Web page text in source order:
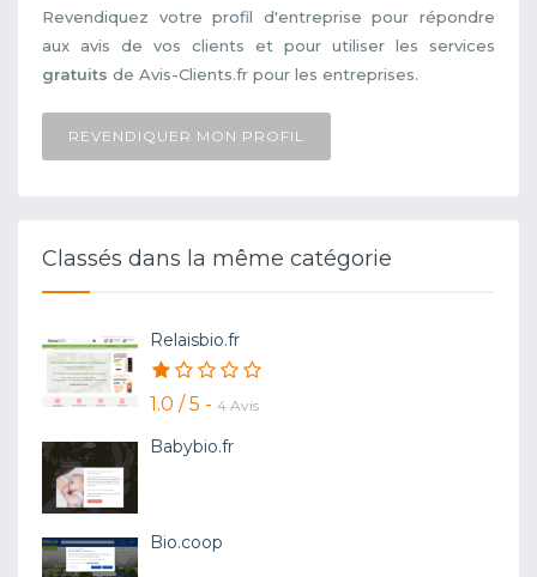
Revendiquez votre profil d'entreprise pour répondre
aux avis de vos clients et pour utiliser les services
gratuits de Avis-Clients.fr pour les entreprises.
REVENDIQUER MON PROFIL
Classés dans la même catégorie
Relaisbio.fr
1.0 / 5 - 4 Avis
Babybio.fr
Bio.coop